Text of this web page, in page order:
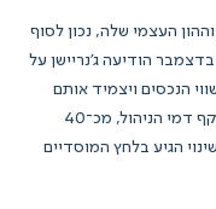
של 750 מיליון שקל, וההון העצמי שלה, נכון לסוף
מיליארד שקל. בדצמבר הודיעה ג'נריישן על
הנכסים ויצמיד אותם
לביצועי המניה, מה שיפחית משמעותית את היקף דמי הניהול, מכ־40
שקל בשנה. השינוי הגיע בלחץ המוסדיים